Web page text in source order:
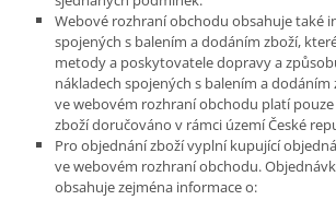
Webové rozhraní obchodu obsahuje také
spojených s balením a dodáním zboží,
metody a poskytovatele dopravy a
nákladech spojených s balením a dodáním
ve webovém rozhraní obchodu platí
zboží doručováno v rámci území České
Pro objednání zboží vyplní kupující
ve webovém rozhraní obchodu.
obsahuje zejména informace o: